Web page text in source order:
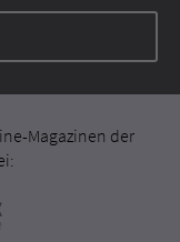
Magazinen der